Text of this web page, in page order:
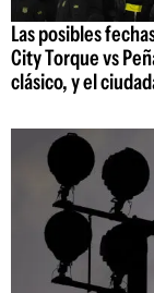
Las posibles
City Torque vs
clásico, y el